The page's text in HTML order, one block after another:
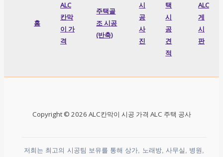
홈
ALC
칸막
이 가
격
주택골
조 시공
(반축)
시
공
사
진
택
시
공
견
적
ALC
게
시
판
Copyright © 2026 ALC칸막이 시공 가격 ALC 주택 공사
저희는 최고의 시공팀 보유를 통해 상가, 노래방, 사무실, 병원,